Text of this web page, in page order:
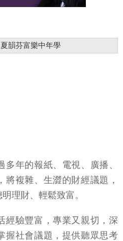
韻芬富樂中年學
年的報紙、電視、廣播、
複雜、生澀的財經議題，
理財、輕鬆致富。
經驗豐富，專業又親切，深
握社會議題，提供聽眾思考